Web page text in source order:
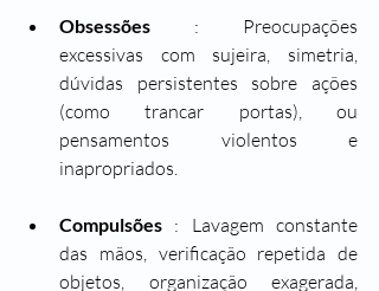
Obsessões : Preocupações
excessivas com sujeira, simetria,
dúvidas persistentes sobre ações
(como trancar portas), ou
pensamentos violentos e
inapropriados.
Compulsões : Lavagem constante
das mãos, verificação repetida de
objetos, organização exagerada,